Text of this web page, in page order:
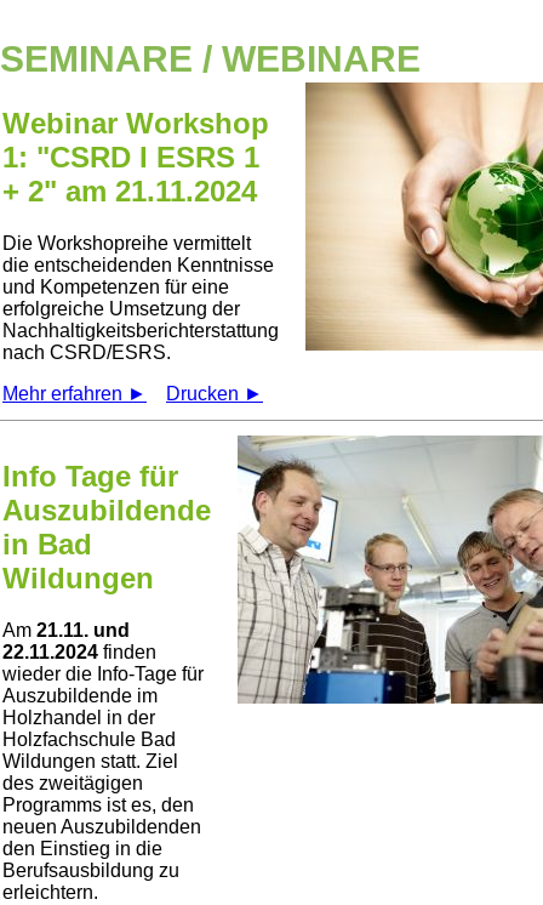
SEMINARE / WEBINARE
Webinar Workshop
1: "CSRD I ESRS 1
+ 2" am 21.11.2024
Die Workshopreihe vermittelt
die entscheidenden Kenntnisse
und Kompetenzen für eine
erfolgreiche Umsetzung der
Nachhaltigkeitsberichterstattung
nach CSRD/ESRS.
Mehr erfahren ►
Drucken ►
Info Tage für
Auszubildende
in Bad
Wildungen
Am 21.11. und
22.11.2024 finden
wieder die Info-Tage für
Auszubildende im
Holzhandel in der
Holzfachschule Bad
Wildungen statt. Ziel
des zweitägigen
Programms ist es, den
neuen Auszubildenden
den Einstieg in die
Berufsausbildung zu
erleichtern.